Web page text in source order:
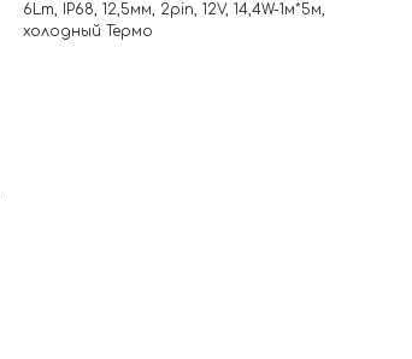
6Lm, IP68, 12,5мм, 2pin, 12V, 14,4W-1м*5м,
холодный Термо